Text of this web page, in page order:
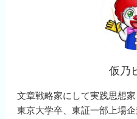
仮乃
文章戦略家にして実践思想
東京大学卒、東証一部上場